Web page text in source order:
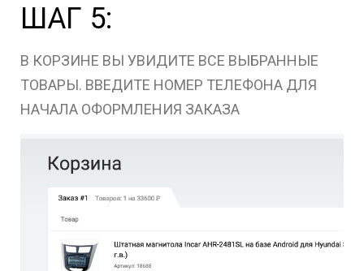
ШАГ 5:
В КОРЗИНЕ ВЫ УВИДИТЕ ВСЕ ВЫБРАННЫЕ
ТОВАРЫ. ВВЕДИТЕ НОМЕР ТЕЛЕФОНА ДЛЯ
НАЧАЛА ОФОРМЛЕНИЯ ЗАКАЗА